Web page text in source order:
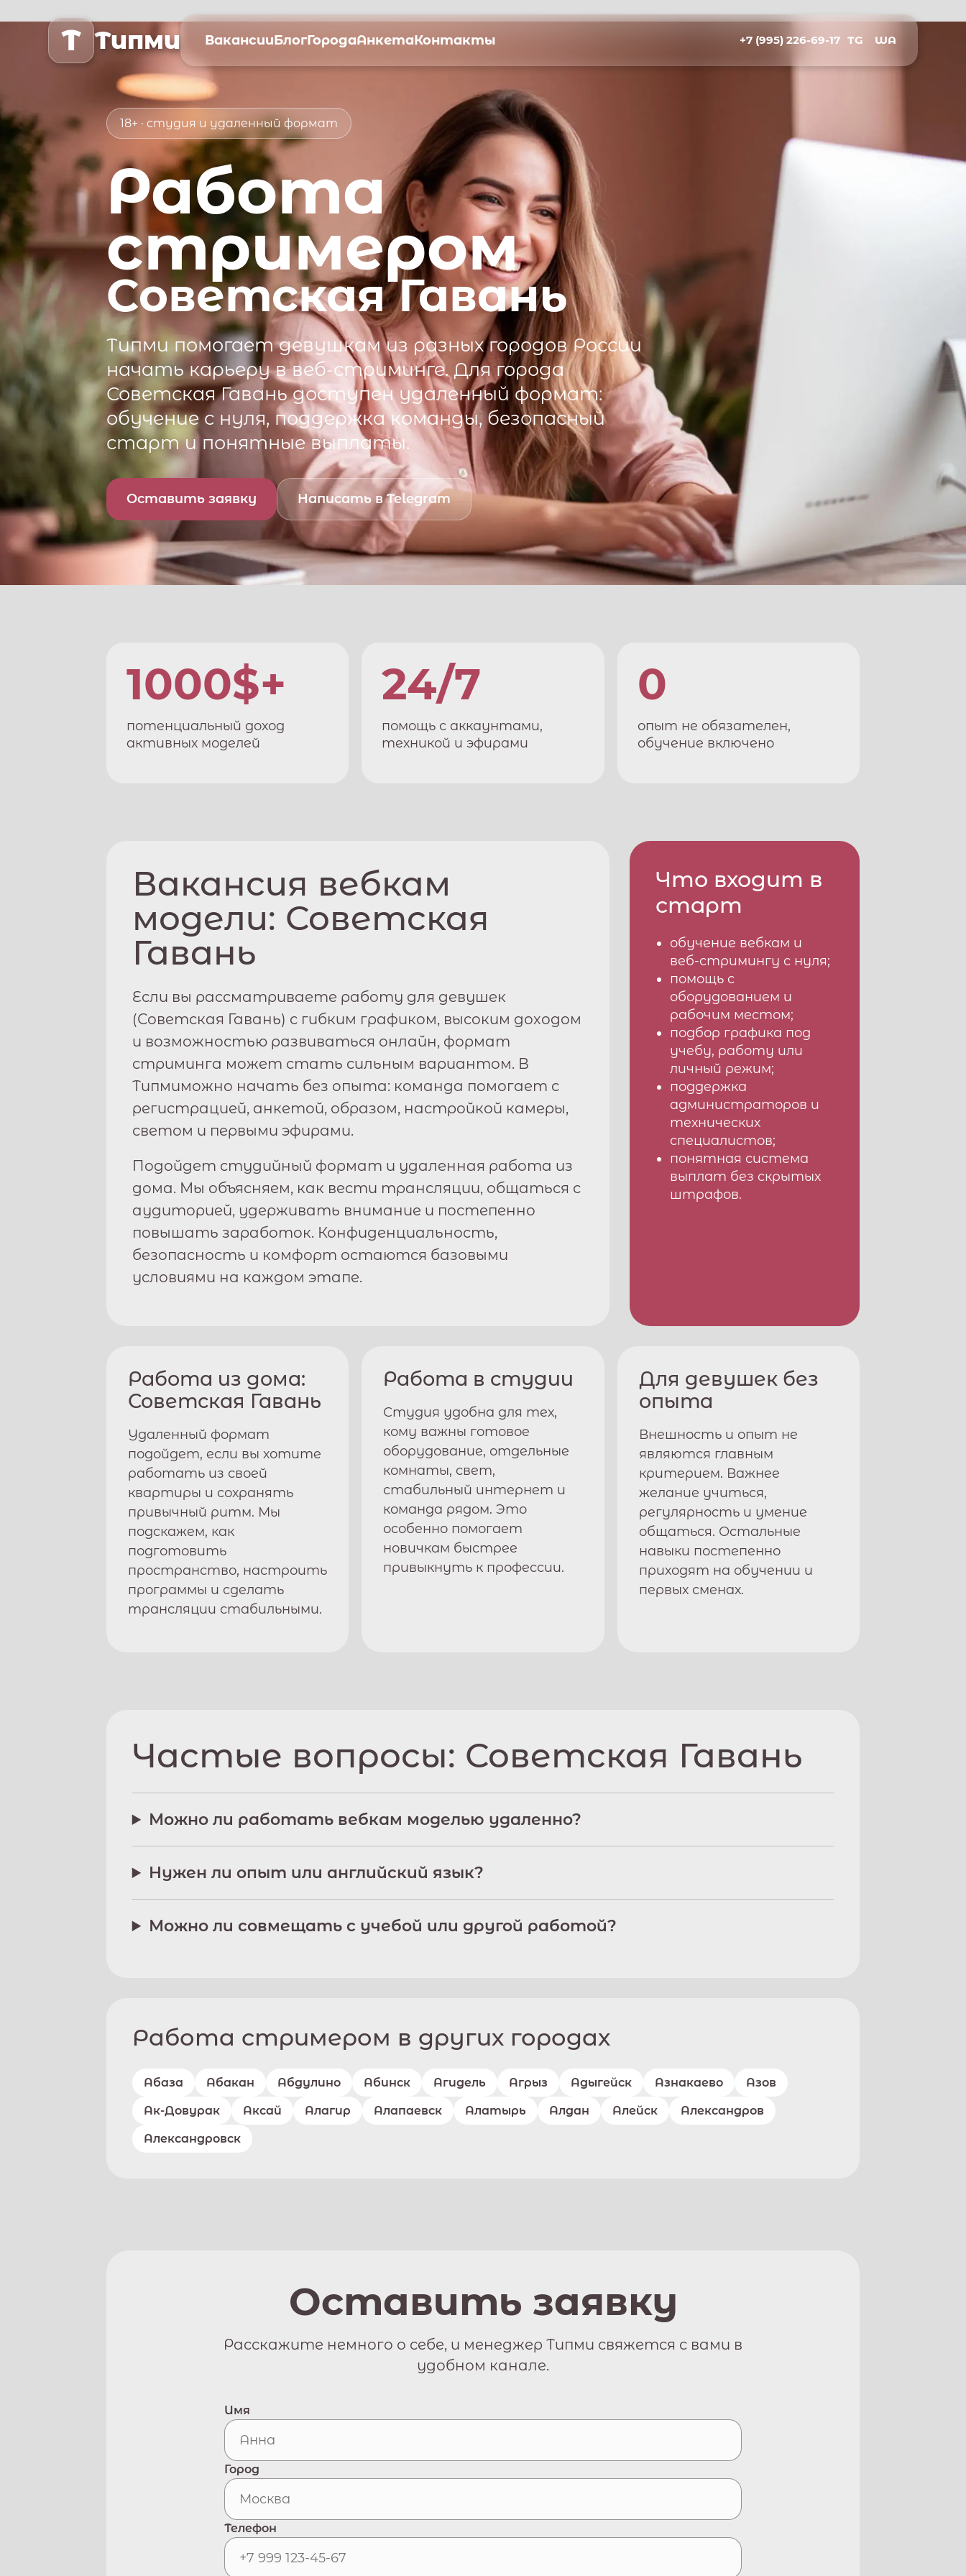
T Типми ВакансииБлогГородаАнкетаКонтакты +7 (995) 226-69-17 TG WA
18+ · студия и удаленный формат
Работа
стримером
Советская Гавань
Типмипомогает девушкам из разных городов России
начать карьеру в веб-стриминге. Для города
Советская Гаваньдоступен удаленный формат:
обучение с нуля, поддержка команды, безопасный
старт и понятные выплаты.
Оставить заявку Написать в Telegram
1000$+
потенциальный доход
активных моделей
24/7
помощь с аккаунтами,
техникой и эфирами
0
опыт не обязателен,
обучение включено
Вакансия вебкам
модели: Советская
Гавань
Если вы рассматриваете работу для девушек
(Советская Гавань) с гибким графиком, высоким доходом
и возможностью развиваться онлайн, формат
стриминга может стать сильным вариантом. В
Типмиможно начать без опыта: команда помогает с
регистрацией, анкетой, образом, настройкой камеры,
светом и первыми эфирами.
Подойдет студийный формат и удаленная работа из
дома. Мы объясняем, как вести трансляции, общаться с
аудиторией, удерживать внимание и постепенно
повышать заработок. Конфиденциальность,
безопасность и комфорт остаются базовыми
условиями на каждом этапе.
Что входит в
старт
обучение вебкам и
веб-стримингу с нуля;
помощь с
оборудованием и
рабочим местом;
подбор графика под
учебу, работу или
личный режим;
поддержка
администраторов и
технических
специалистов;
понятная система
выплат без скрытых
штрафов.
Работа из дома:
Советская Гавань
Удаленный формат
подойдет, если вы хотите
работать из своей
квартиры и сохранять
привычный ритм. Мы
подскажем, как
подготовить
пространство, настроить
программы и сделать
трансляции стабильными.
Работа в студии
Студия удобна для тех,
кому важны готовое
оборудование, отдельные
комнаты, свет,
стабильный интернет и
команда рядом. Это
особенно помогает
новичкам быстрее
привыкнуть к профессии.
Для девушек без
опыта
Внешность и опыт не
являются главным
критерием. Важнее
желание учиться,
регулярность и умение
общаться. Остальные
навыки постепенно
приходят на обучении и
первых сменах.
Частые вопросы: Советская Гавань
Можно ли работать вебкам моделью удаленно?
Нужен ли опыт или английский язык?
Можно ли совмещать с учебой или другой работой?
Работа стримером в других городах
Абаза Абакан Абдулино Абинск Агидель Агрыз Адыгейск Азнакаево Азов
Ак-Довурак Аксай Алагир Алапаевск Алатырь Алдан Алейск Александров
Александровск
Оставить заявку
Расскажите немного о себе, и менеджер Типми свяжется с вами в
удобном канале.
Имя
Город
Телефон